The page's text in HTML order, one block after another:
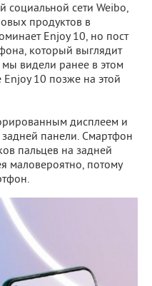
социальной сети Weibo,
продуктов в
Enjoy 10, но пост
который выглядит
видели ранее в этом
10 позже на этой
дисплеем и
панели. Смартфон
пальцев на задней
маловероятно, потому